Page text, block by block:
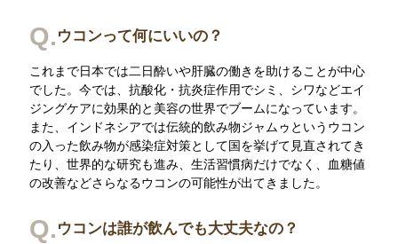
Q. ウコンって何にいいの？
これまで日本では二日酔いや肝臓の働きを助けることが中心
でした。今では、抗酸化・抗炎症作用でシミ、シワなどエイ
ジングケアに効果的と美容の世界でブームになっています。
また、インドネシアでは伝統的飲み物ジャムゥというウコン
の入った飲み物が感染症対策として国を挙げて見直されてき
たり、世界的な研究も進み、生活習慣病だけでなく、血糖値
の改善などさらなるウコンの可能性が出てきました。
Q. ウコンは誰が飲んでも大丈夫なの？